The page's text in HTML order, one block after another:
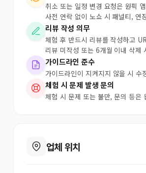
취소 또는 일정 변경 요청은 원픽
사전 연락 없이 노쇼 시 패널티, 연
리뷰 작성 의무
체험 후 반드시 리뷰를 작성하고
리뷰 미작성 또는 6개월 이내 삭제
가이드라인 준수
가이드라인이 지켜지지 않을 시
체험 시 문제 발생 문의
체험 시 문제 또는 불만, 문의 등은
업체 위치